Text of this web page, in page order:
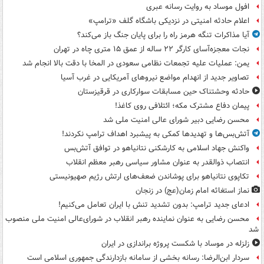
افول موساد به روایت رسانه عبری
اعلام حادثه امنیتی در نزدیکی باشگاه گلف «ترامپ»
آیا مذاکرات تنگه هرمز راه را برای پایان جنگ باز می‌کند؟
نجات معجزه‌آسای کارگر ۲۲ ساله از عمق ۱۵ متری چاه در تهران
یمن: عملیات علیه تجمعات نظامی سعودی در المخا با دقت بالا انجام شد
تصاویر جدید از انهدام مواضع نیروهای آمریکایی در غرب آسیا
حادثه وحشتناک حین مسابقات سوارکاری در قرقیزستان
پیمان دفاع مشترک مکه؛ ائتلافی روی کاغذ!
محسن رضایی دبیر شورای عالی امنیت ملی شد
آتش‌بس‌ها و تهدیدها کمکی به پیشبرد اهداف ترامپ نکردند!
واکنش جهاد اسلامی به کارشکنی نتانیاهو در توافق آتش‌بس
انتصاب ذوالقدر به عنوان مشاور سیاسی رهبر معظم انقلاب
تکاپوی نتانیاهو برای پوشاندن ضعف‌های ارتش رژیم صهیونیستی
نماز استغاثه امام زمان(عج) در زنجان
ادعای جدید ترامپ: بدون تشدید تنش با ایران تعامل می‌کنیم!
محسن رضایی به عنوان نماینده رهبر انقلاب در شورای‌عالی امنیت ملی منصوب
شد
زلزله در موساد با شکست پروژه براندازی در ایران
سردار ابن‌الرضا: رسانه بخشی از سامانه بازدارندگی جمهوری اسلامی است